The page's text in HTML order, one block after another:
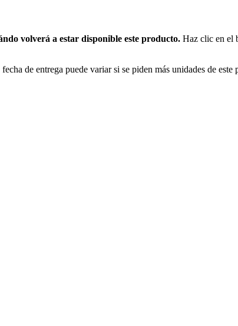
volverá a estar disponible este producto. Haz clic en el
de entrega puede variar si se piden más unidades de este